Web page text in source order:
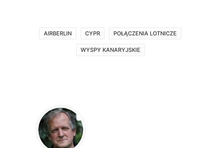
AIRBERLIN CYPR POŁĄCZENIA LOTNICZE
WYSPY KANARYJSKIE